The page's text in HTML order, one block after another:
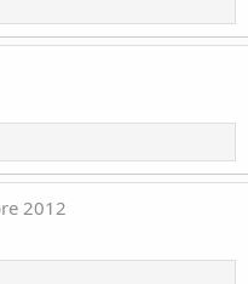
2012